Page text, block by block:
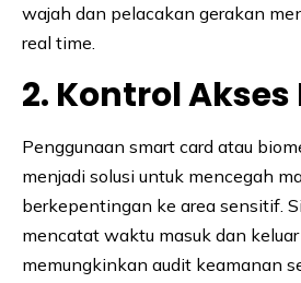
wajah dan pelacakan gerakan
real time.
2. Kontrol
Penggunaan smart card atau
menjadi solusi untuk mencegah
berkepentingan ke area sensitif.
mencatat waktu masuk dan
memungkinkan audit keamanan